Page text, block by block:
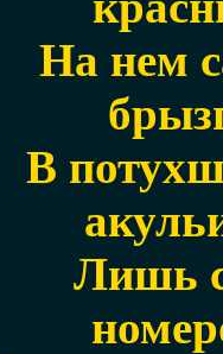
На нем
В
Лишь